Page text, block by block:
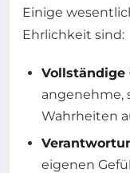
Einige
Ehrlichkeit sind:
Vollständige
angenehme,
Wahrheiten
eigenen